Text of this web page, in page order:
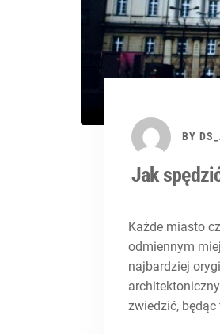
BY
Jak
Każde miasto
odmiennym
najbardziej
zwiedzić,